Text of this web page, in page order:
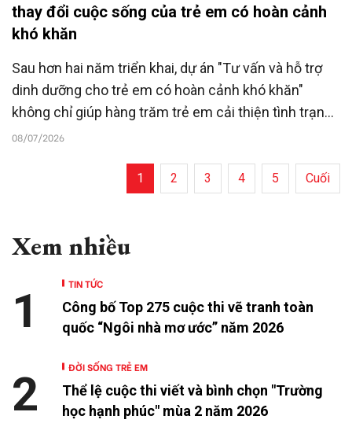
thay đổi cuộc sống của trẻ em có hoàn cảnh
khó khăn
Sau hơn hai năm triển khai, dự án "Tư vấn và hỗ trợ
dinh dưỡng cho trẻ em có hoàn cảnh khó khăn"
không chỉ giúp hàng trăm trẻ em cải thiện tình trạng
dinh dưỡng mà còn nâng cao nhận thức của cha mẹ,
tới xây dựng mô hình hỗ trợ bền vững.
08/07/2026
1 2 3 4 5 Cuối
Xem nhiều
TIN TỨC
Công bố Top 275 cuộc thi vẽ tranh toàn
quốc “Ngôi nhà mơ ước” năm 2026
1
ĐỜI SỐNG TRẺ EM
Thể lệ cuộc thi viết và bình chọn "Trường
học hạnh phúc" mùa 2 năm 2026
2